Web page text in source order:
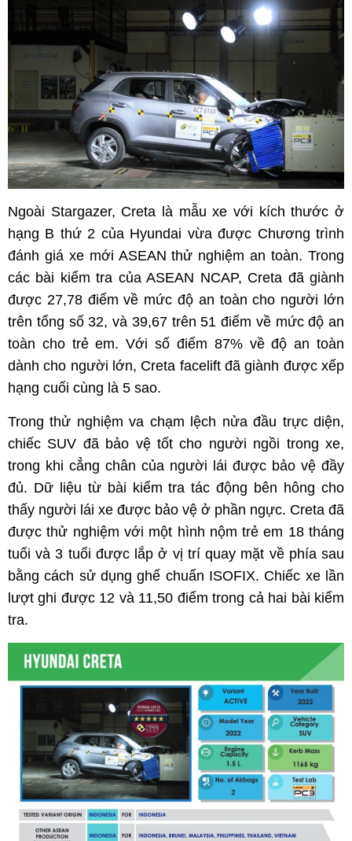
Ngoài Stargazer, Creta là mẫu xe với kích thước ở
hạng B thứ 2 của Hyundai vừa được Chương trình
đánh giá xe mới ASEAN thử nghiệm an toàn. Trong
các bài kiểm tra của ASEAN NCAP, Creta đã giành
được 27,78 điểm về mức độ an toàn cho người lớn
trên tổng số 32, và 39,67 trên 51 điểm về mức độ an
toàn cho trẻ em. Với số điểm 87% về độ an toàn
dành cho người lớn, Creta facelift đã giành được xếp
hạng cuối cùng là 5 sao.
Trong thử nghiệm va chạm lệch nửa đầu trực diện,
chiếc SUV đã bảo vệ tốt cho người ngồi trong xe,
trong khi cẳng chân của người lái được bảo vệ đầy
đủ. Dữ liệu từ bài kiểm tra tác động bên hông cho
thấy người lái xe được bảo vệ ở phần ngực. Creta đã
được thử nghiệm với một hình nộm trẻ em 18 tháng
tuổi và 3 tuổi được lắp ở vị trí quay mặt về phía sau
bằng cách sử dụng ghế chuẩn ISOFIX. Chiếc xe lần
lượt ghi được 12 và 11,50 điểm trong cả hai bài kiểm
tra.